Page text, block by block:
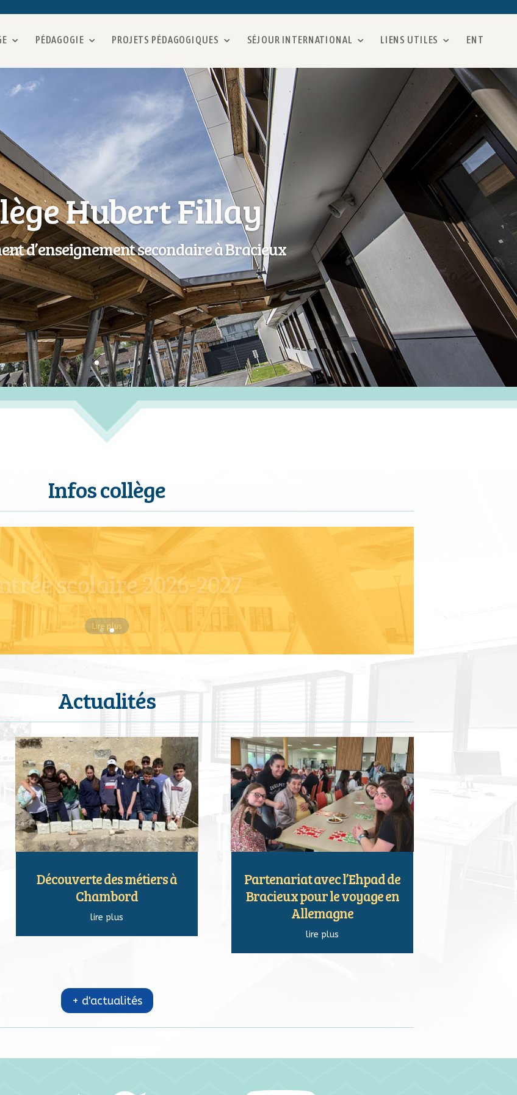
PÉDAGOGIE PROJETS PÉDAGOGIQUES SÉJOUR INTERNATIONAL LIENS UTILES ENT
Hubert Fillay
d’enseignement secondaire à Bracieux
Infos collège
scolaire 2026-2027
Lire plus
Actualités
Découverte des métiers à
Chambord
lire plus
Partenariat avec l’Ehpad de
Bracieux pour le voyage en
Allemagne
lire plus
+ d'actualités